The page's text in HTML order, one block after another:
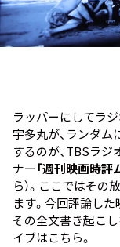
ラッパーにしてラ
宇多丸が、ランダ
するのが、TBSラジ
ナー 「週刊映画時評
ら）。ここではそ
ます。今回評論した
その全文書き起こ
イブはこちら。